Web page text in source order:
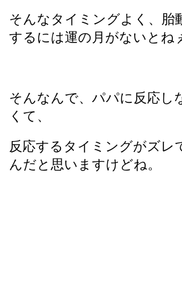
そんなタイミングよく、胎
するには運の月がないとね
そんなんで、パパに反応し
くて、
反応するタイミングがズレ
んだと思いますけどね。